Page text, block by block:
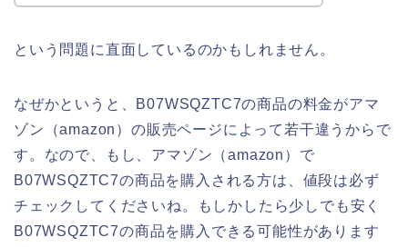
という問題に直面しているのかもしれません。
なぜかというと、B07WSQZTC7の商品の料金がアマ
ゾン（amazon）の販売ページによって若干違うからで
す。なので、もし、アマゾン（amazon）で
B07WSQZTC7の商品を購入される方は、値段は必ず
チェックしてくださいね。もしかしたら少しでも安く
B07WSQZTC7の商品を購入できる可能性があります